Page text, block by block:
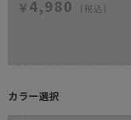
￥ 4,980 (税込)
カラー選択